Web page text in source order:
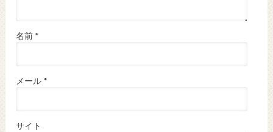
名前 *
メール *
サイト